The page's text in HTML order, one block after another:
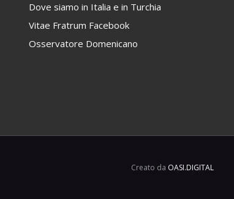
Dove siamo in Italia e in Turchia
Vitae Fratrum Facebook
Osservatore Domenicano
Creato da OASI.DIGITAL